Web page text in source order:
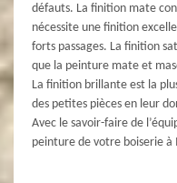
défauts. La finition mate
nécessite une finition
forts passages. La finition
que la peinture mate et
La finition brillante est la
des petites pièces en leur
Avec le savoir-faire de
peinture de votre boiserie